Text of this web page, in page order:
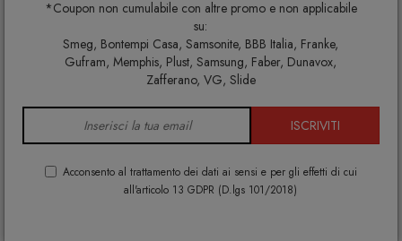
*Coupon non cumulabile con altre promo e non applicabile
su:
Smeg, Bontempi Casa, Samsonite, BBB Italia, Franke,
Gufram, Memphis, Plust, Samsung, Faber, Dunavox,
Zafferano, VG, Slide
ISCRIVITI
Acconsento al trattamento dei dati ai sensi e per gli effetti di cui
all'articolo 13 GDPR (D.lgs 101/2018)
MENSOLE
Mensole design moderne per la tua
casa in metallo, vetro, legno o
materiali plastici per arredare il living,